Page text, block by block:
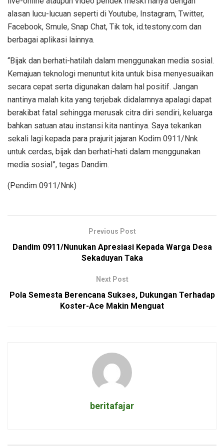
alasan lucu-lucuan seperti di Youtube, Instagram, Twitter,
Facebook, Smule, Snap Chat, Tik tok, id.testony.com dan
berbagai aplikasi lainnya.
“Bijak dan berhati-hatilah dalam menggunakan media sosial.
Kemajuan teknologi menuntut kita untuk bisa menyesuaikan
secara cepat serta digunakan dalam hal positif. Jangan
nantinya malah kita yang terjebak didalamnya apalagi dapat
berakibat fatal sehingga merusak citra diri sendiri, keluarga
bahkan satuan atau instansi kita nantinya. Saya tekankan
sekali lagi kepada para prajurit jajaran Kodim 0911/Nnk
untuk cerdas, bijak dan berhati-hati dalam menggunakan
media sosial”, tegas Dandim.
(Pendim 0911/Nnk)
Previous Post
Dandim 0911/Nunukan Apresiasi Kepada Warga Desa
Sekaduyan Taka
Next Post
Pola Semesta Berencana Sukses, Dukungan Terhadap
Koster-Ace Makin Menguat
beritafajar